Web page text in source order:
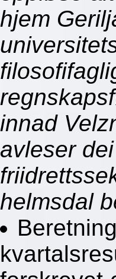
hjem
innad
avleser
helmsdal